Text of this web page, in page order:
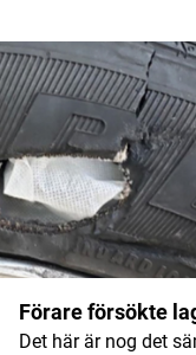
Förare försökte
Det här är nog det